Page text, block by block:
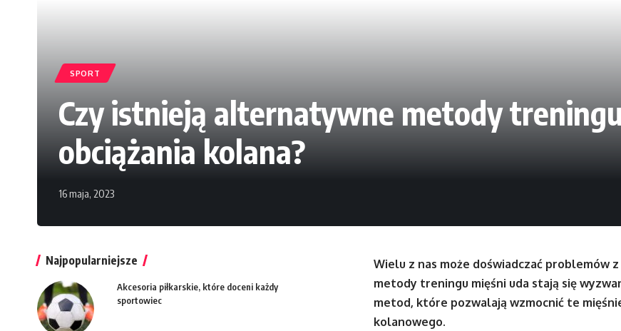
SPORT
Czy istnieją alternatywne metody
obciążania kolana?
16 maja, 2023
Wielu z nas może doświadczać problemów
metody treningu mięśni uda stają się
metod, które pozwalają wzmocnić te
kolanowego.
Najpopularniejsze
Akcesoria piłkarskie, które doceni każdy
sportowiec